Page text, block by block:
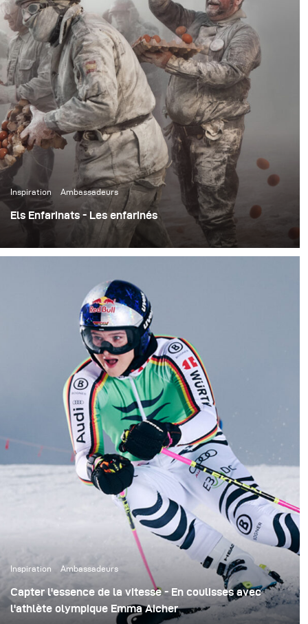
Inspiration Ambassadeurs
Els Enfarinats - Les enfarinés
Le festival annuel a lieu dans la ville d'Ibi à Alicante, en
Espagne, le 28 décembre, dans le cadre des
de cette journée, les participants, connus sous le nom
de "Els Enfarinats", se déguisent en faux militaires et
organisent un faux coup d'État. Ils rachètent leur
autorité sous une pluie de feux d'artifice, de bombes de
farine et d'œufs.
Inspiration Ambassadeurs
Capter l'essence de la vitesse - En coulisses avec
l'athlète olympique Emma Aicher